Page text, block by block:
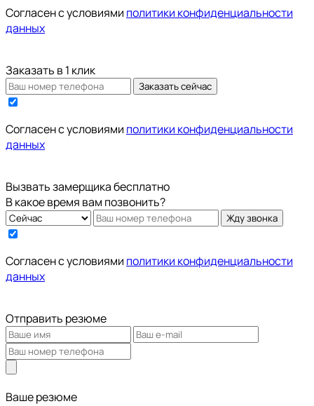
Cогласен с условиями политики конфиденциальности
данных
Заказать в 1 клик
Заказать сейчас
Cогласен с условиями политики конфиденциальности
данных
Вызвать замерщика бесплатно
В какое время вам позвонить?
Жду звонка
Cогласен с условиями политики конфиденциальности
данных
Отправить резюме
Ваше резюме